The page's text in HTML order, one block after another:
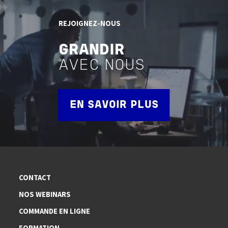
REJOIGNEZ-NOUS
GRANDIR
AVEC NOUS
EN SAVOIR PLUS
CONTACT
NOS WEBINARS
COMMANDE EN LIGNE